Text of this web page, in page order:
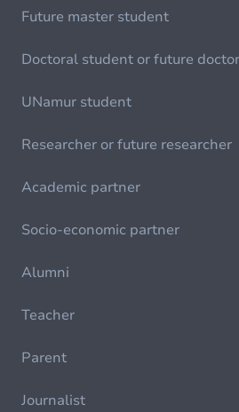
Future master student
Doctoral student or future
UNamur student
Researcher or future researcher
Academic partner
Socio-economic partner
Alumni
Teacher
Parent
Journalist